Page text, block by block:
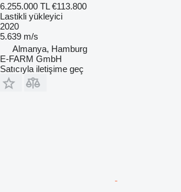
6.255.000 TL €113.800
Lastikli yükleyici
2020
5.639 m/s
Almanya, Hamburg
E-FARM GmbH
Satıcıyla iletişime geç